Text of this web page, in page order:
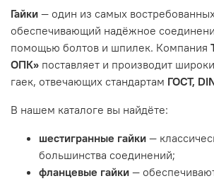
Гайки — один из самых
обеспечивающий надёжное
помощью болтов и шпилек. Компания
ОПК» поставляет и производит
гаек, отвечающих стандартам ГОСТ,
В нашем каталоге вы найдёте:
шестигранные гайки —
большинства соединений;
фланцевые гайки —